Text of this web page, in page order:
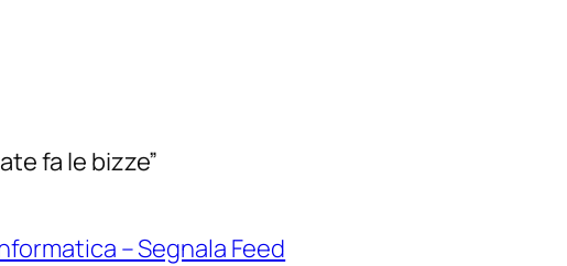
fa le bizze”
– Segnala Feed